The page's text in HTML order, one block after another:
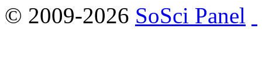
© 2009-2026 SoSci Panel